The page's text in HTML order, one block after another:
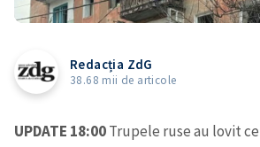
Redacția ZdG
38.68 mii de articole
UPDATE 18:00Trupele ruse au lovit